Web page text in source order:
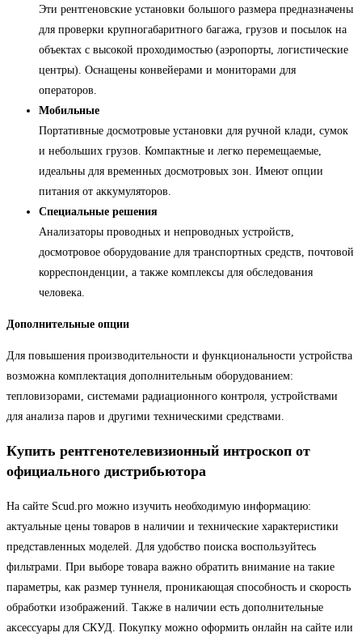
Эти рентгеновские установки большого размера предназначены
для проверки крупногабаритного багажа, грузов и посылок на
объектах с высокой проходимостью (аэропорты, логистические
центры). Оснащены конвейерами и мониторами для
операторов.
Мобильные
Портативные досмотровые установки для ручной клади, сумок
и небольших грузов. Компактные и легко перемещаемые,
идеальны для временных досмотровых зон. Имеют опции
питания от аккумуляторов.
Специальные решения
Анализаторы проводных и непроводных устройств,
досмотровое оборудование для транспортных средств, почтовой
корреспонденции, а также комплексы для обследования
человека.
Дополнительные опции
Для повышения производительности и функциональности устройства
возможна комплектация дополнительным оборудованием:
тепловизорами, системами радиационного контроля, устройствами
для анализа паров и другими техническими средствами.
Купить рентгенотелевизионный интроскоп от
официального дистрибьютора
На сайте Scud.pro можно изучить необходимую информацию:
актуальные цены товаров в наличии и технические характеристики
представленных моделей. Для удобство поиска воспользуйтесь
фильтрами. При выборе товара важно обратить внимание на такие
параметры, как размер туннеля, проникающая способность и скорость
обработки изображений. Также в наличии есть дополнительные
аксессуары для СКУД. Покупку можно оформить онлайн на сайте или